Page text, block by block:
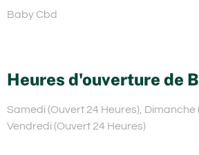
Baby Cbd
Heures d'ouverture de
Samedi (Ouvert 24 Heures), Dimanche
Vendredi (Ouvert 24 Heures)